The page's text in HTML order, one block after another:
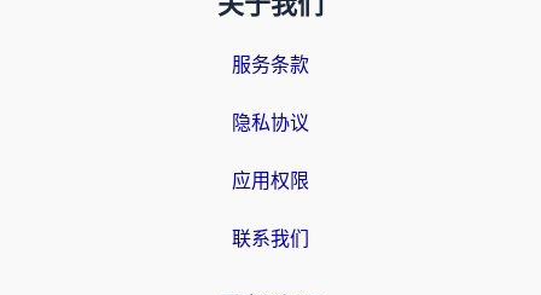
服务条款
隐私协议
应用权限
联系我们